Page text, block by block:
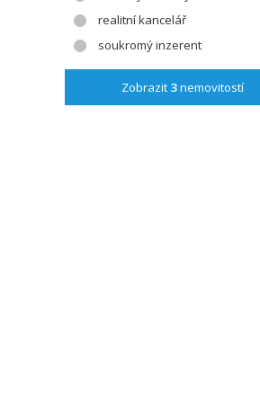
realitní kancelář
soukromý inzerent
Zobrazit 3nemovitostí